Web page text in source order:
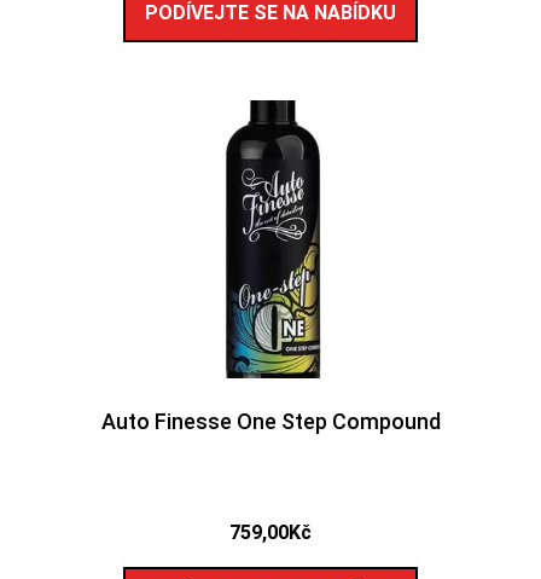
PODÍVEJTE SE NA NABÍDKU
Auto Finesse One Step Compound
759,00Kč